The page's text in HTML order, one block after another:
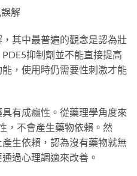
解
其中最普遍的觀念是認為壯
抑制劑並不能直接提高
，使用時仍需要性刺激才能
有成癮性。從藥理學角度來
，不會產生藥物依賴。然
生依賴，認為沒有藥物就無
過心理調適來改善。